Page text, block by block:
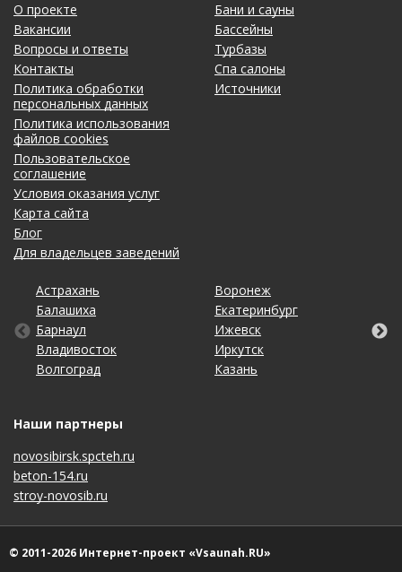
О проекте
Вакансии
Вопросы и ответы
Контакты
Политика обработки
персональных данных
Политика использования
файлов cookies
Пользовательское
соглашение
Условия оказания услуг
Карта сайта
Блог
Для владельцев заведений
Бани и сауны
Бассейны
Турбазы
Спа салоны
Источники
Астрахань
Балашиха
Барнаул
Владивосток
Волгоград
Воронеж
Екатеринбург
Ижевск
Иркутск
Казань
Калининград
Кемерово
Киров
Краснодар
Красноярск
Липецк
Махачкала
Москва
Набережные Челны
Нижний Новгород
Омск
Оренбург
Пенза
Пермь
Ростов-на-Дону
Рязань
Самара
Санкт-Петербург
Саратов
Ставрополь
Тольятти
Томск
Тула
Тюмень
Ульяновск
Уфа
Хабаровск
Чебоксары
Челябинск
Ярославль
Наши партнеры
novosibirsk.spcteh.ru
beton-154.ru
stroy-novosib.ru
© 2011-2026 Интернет-проект «Vsaunah.RU»